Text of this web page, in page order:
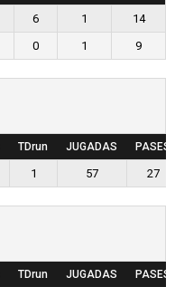
6 1
14
0 1 9
TDrun JUGADAS PASES
1 57 27
TDrun JUGADAS PASES